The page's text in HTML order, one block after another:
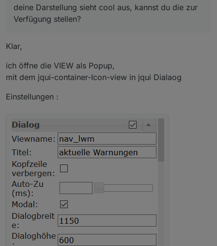
deine Darstellung sieht cool aus, kannst du die zur
Verfügung stellen?
Klar,
ich öffne die VIEW als Popup,
mit dem jqui-container-Icon-view in jqui Dialaog
Einstellungen :